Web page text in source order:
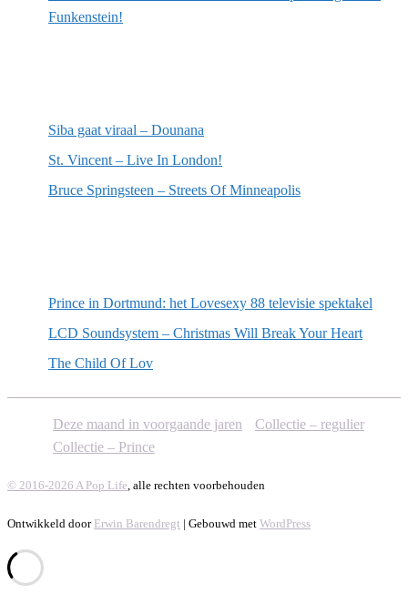
Funkenstein!
Siba gaat viraal – Dounana
St. Vincent – Live In London!
Bruce Springsteen – Streets Of Minneapolis
Prince in Dortmund: het Lovesexy 88 televisie spektakel
LCD Soundsystem – Christmas Will Break Your Heart
The Child Of Lov
Deze maand in voorgaande jaren
Collectie – regulier
Collectie – Prince
© 2016-2026 A Pop Life , alle rechten voorbehouden
Ontwikkeld door Erwin Barendregt | Gebouwd met WordPress